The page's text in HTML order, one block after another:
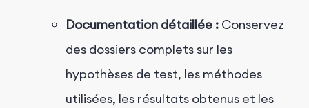
Documentation détaillée : Conservez
des dossiers complets sur les
hypothèses de test, les méthodes
utilisées, les résultats obtenus et les